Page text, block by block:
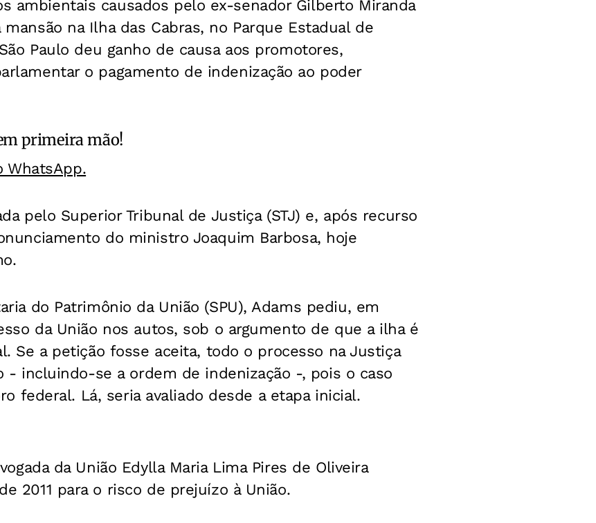
ambientais causados pelo ex-senador Gilberto Miranda
na Ilha das Cabras, no Parque Estadual de
Paulo deu ganho de causa aos promotores,
o pagamento de indenização ao poder
primeira mão!
WhatsApp.
pelo Superior Tribunal de Justiça (STJ) e, após recurso
do ministro Joaquim Barbosa, hoje
do Patrimônio da União (SPU), Adams pediu, em
da União nos autos, sob o argumento de que a ilha é
Se a petição fosse aceita, todo o processo na Justiça
- incluindo-se a ordem de indenização -, pois o caso
federal. Lá, seria avaliado desde a etapa inicial.
da União Edylla Maria Lima Pires de Oliveira
2011 para o risco de prejuízo à União.